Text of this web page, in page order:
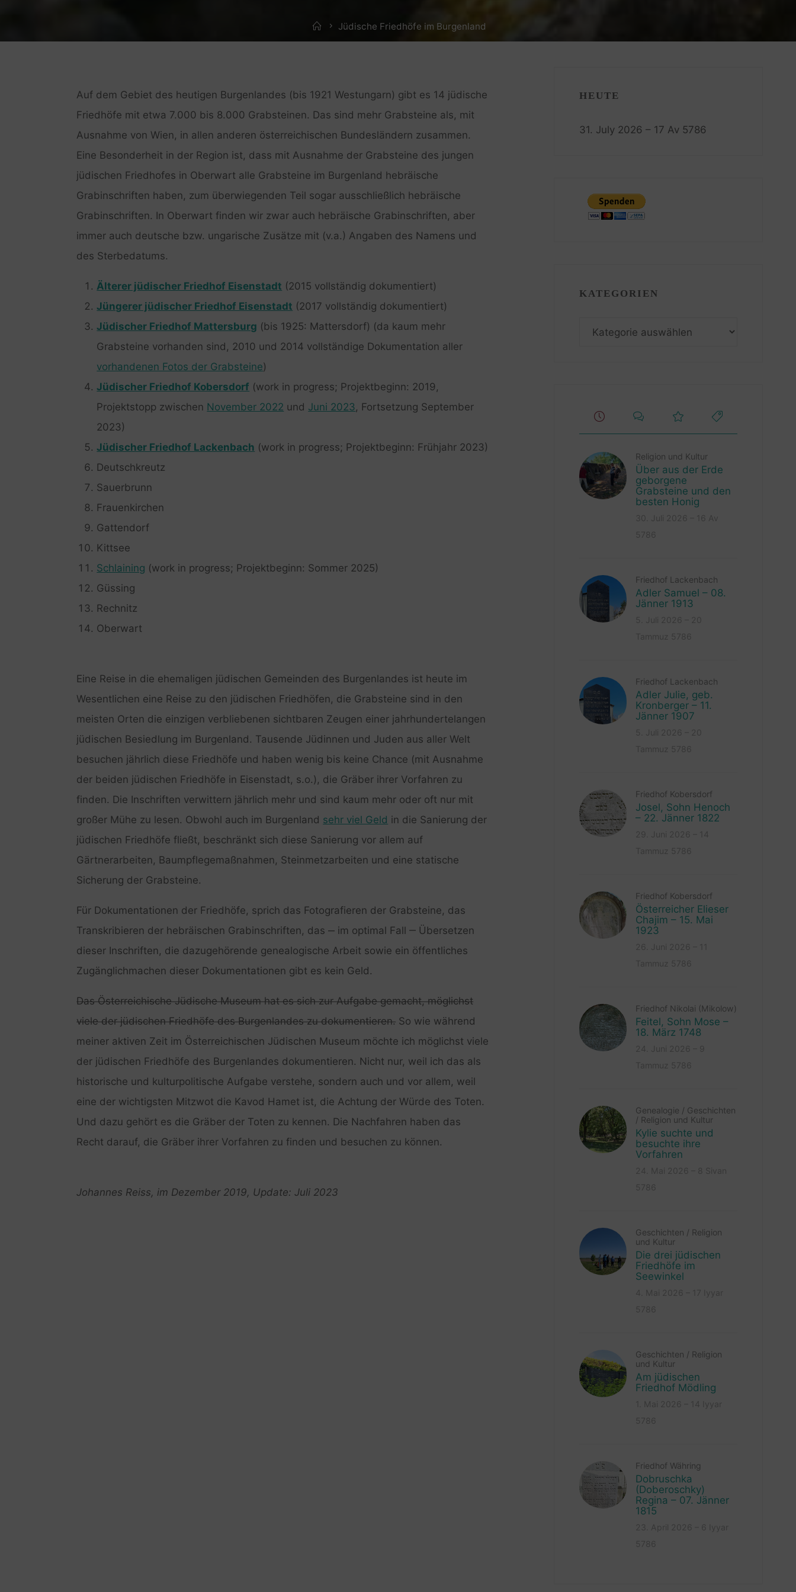
HomeJüdische Friedhöfe im Burgenland
Auf dem Gebiet des heutigen Burgenlandes (bis 1921 Westungarn) gibt es 14 jüdische
Friedhöfe mit etwa 7.000 bis 8.000 Grabsteinen. Das sind mehr Grabsteine als, mit
Ausnahme von Wien, in allen anderen österreichischen Bundesländern zusammen.
Eine Besonderheit in der Region ist, dass mit Ausnahme der Grabsteine des jungen
jüdischen Friedhofes in Oberwart alle Grabsteine im Burgenland hebräische
Grabinschriften haben, zum überwiegenden Teil sogar ausschließlich hebräische
Grabinschriften. In Oberwart finden wir zwar auch hebräische Grabinschriften, aber
immer auch deutsche bzw. ungarische Zusätze mit (v.a.) Angaben des Namens und
des Sterbedatums.
Älterer jüdischer Friedhof Eisenstadt (2015 vollständig dokumentiert)
Jüngerer jüdischer Friedhof Eisenstadt (2017 vollständig dokumentiert)
Jüdischer Friedhof Mattersburg (bis 1925: Mattersdorf) (da kaum mehr
Grabsteine vorhanden sind, 2010 und 2014 vollständige Dokumentation aller
vorhandenen Fotos der Grabsteine)
Jüdischer Friedhof Kobersdorf (work in progress; Projektbeginn: 2019,
Projektstopp zwischen November 2022 und Juni 2023, Fortsetzung September
2023)
Jüdischer Friedhof Lackenbach (work in progress; Projektbeginn: Frühjahr 2023)
Deutschkreutz
Sauerbrunn
Frauenkirchen
Gattendorf
Kittsee
Schlaining (work in progress; Projektbeginn: Sommer 2025)
Güssing
Rechnitz
Oberwart
Eine Reise in die ehemaligen jüdischen Gemeinden des Burgenlandes ist heute im
Wesentlichen eine Reise zu den jüdischen Friedhöfen, die Grabsteine sind in den
meisten Orten die einzigen verbliebenen sichtbaren Zeugen einer jahrhundertelangen
jüdischen Besiedlung im Burgenland. Tausende Jüdinnen und Juden aus aller Welt
besuchen jährlich diese Friedhöfe und haben wenig bis keine Chance (mit Ausnahme
der beiden jüdischen Friedhöfe in Eisenstadt, s.o.), die Gräber ihrer Vorfahren zu
finden. Die Inschriften verwittern jährlich mehr und sind kaum mehr oder oft nur mit
großer Mühe zu lesen. Obwohl auch im Burgenland sehr viel Geld in die Sanierung der
jüdischen Friedhöfe fließt, beschränkt sich diese Sanierung vor allem auf
Gärtnerarbeiten, Baumpflegemaßnahmen, Steinmetzarbeiten und eine statische
Sicherung der Grabsteine.
Für Dokumentationen der Friedhöfe, sprich das Fotografieren der Grabsteine, das
Transkribieren der hebräischen Grabinschriften, das ‒ im optimal Fall ‒ Übersetzen
dieser Inschriften, die dazugehörende genealogische Arbeit sowie ein öffentliches
Zugänglichmachen dieser Dokumentationen gibt es kein Geld.
Das Österreichische Jüdische Museum hat es sich zur Aufgabe gemacht, möglichst
viele der jüdischen Friedhöfe des Burgenlandes zu dokumentieren.So wie während
meiner aktiven Zeit im Österreichischen Jüdischen Museum möchte ich möglichst viele
der jüdischen Friedhöfe des Burgenlandes dokumentieren. Nicht nur, weil ich das als
historische und kulturpolitische Aufgabe verstehe, sondern auch und vor allem, weil
eine der wichtigsten Mitzwot die Kavod Hamet ist, die Achtung der Würde des Toten.
Und dazu gehört es die Gräber der Toten zu kennen. Die Nachfahren haben das
Recht darauf, die Gräber ihrer Vorfahren zu finden und besuchen zu können.
Johannes Reiss, im Dezember 2019, Update: Juli 2023
HEUTE
31. July 2026 – 17 Av 5786
KATEGORIEN
Religion und Kultur
Über aus der Erde
geborgene
Grabsteine und den
besten Honig
Friedhof Lackenbach
Adler Samuel – 08.
Jänner 1913
Friedhof Lackenbach
Adler Julie, geb.
Kronberger – 11.
Jänner 1907
Friedhof Kobersdorf
Josel, Sohn Henoch
– 22. Jänner 1822
Friedhof Kobersdorf
Österreicher Elieser
Chajim – 15. Mai
1923
Friedhof Nikolai (Mikolow)
Feitel, Sohn Mose –
18. März 1748
Genealogie / Geschichten
/ Religion und Kultur
Kylie suchte und
besuchte ihre
Vorfahren
Geschichten / Religion
und Kultur
Die drei jüdischen
Friedhöfe im
Seewinkel
Geschichten / Religion
und Kultur
Am jüdischen
Friedhof Mödling
Friedhof Währing
Dobruschka
(Doberoschky)
Regina – 07. Jänner
1815